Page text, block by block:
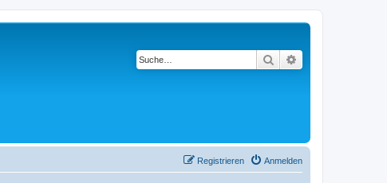
Suche
Anmelden
Registrieren